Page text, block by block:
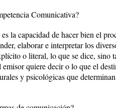
Comunicativa?
la capacidad de hacer bien el
elaborar e interpretar los
o literal, lo que se dice, sino
quiere decir o lo que el
y psicológicas que